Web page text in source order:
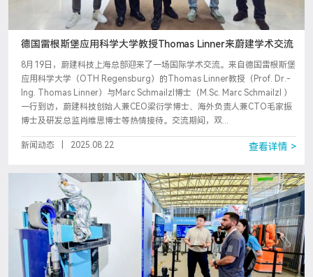
德国雷根斯堡应用科学大学教授Thomas Linner来蔚建学术交流
8月19日，蔚建科技上海总部迎来了一场国际学术交流。来自德国雷根斯堡
应用科学大学（OTH Regensburg）的Thomas Linner教授（Prof. Dr.-
Ing. Thomas Linner）与Marc Schmailzl博士（M.Sc. Marc Schmailzl ）
一行到访，蔚建科技创始人兼CEO梁衍学博士、海外负责人兼CTO毛家振
博士及研发总监肖维思博士等热情接待。交流期间，双...
新闻动态 2025.08.22 查看详情 >